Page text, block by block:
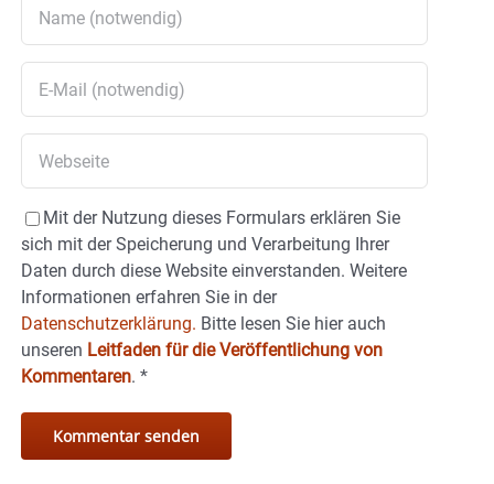
Mit der Nutzung dieses Formulars erklären Sie
sich mit der Speicherung und Verarbeitung Ihrer
Daten durch diese Website einverstanden. Weitere
Informationen erfahren Sie in der
Datenschutzerklärung. Bitte lesen Sie hier auch
unseren Leitfaden für die Veröffentlichung von
Kommentaren. *